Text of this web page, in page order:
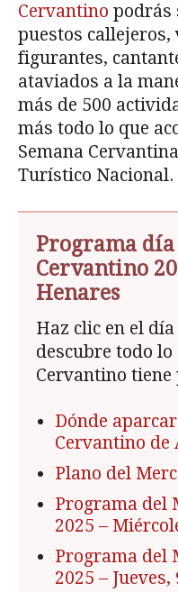
Cervantino podrás
puestos callejeros,
figurantes,
ataviados a la
más de 500
más todo lo que
Semana
Turístico Nacional.
Programa
Cervantino
Henares
Haz clic en el
descubre todo lo
Cervantino
Dónde
Cervantino de
Plano del
Programa del
2025 –
Programa del
2025 –